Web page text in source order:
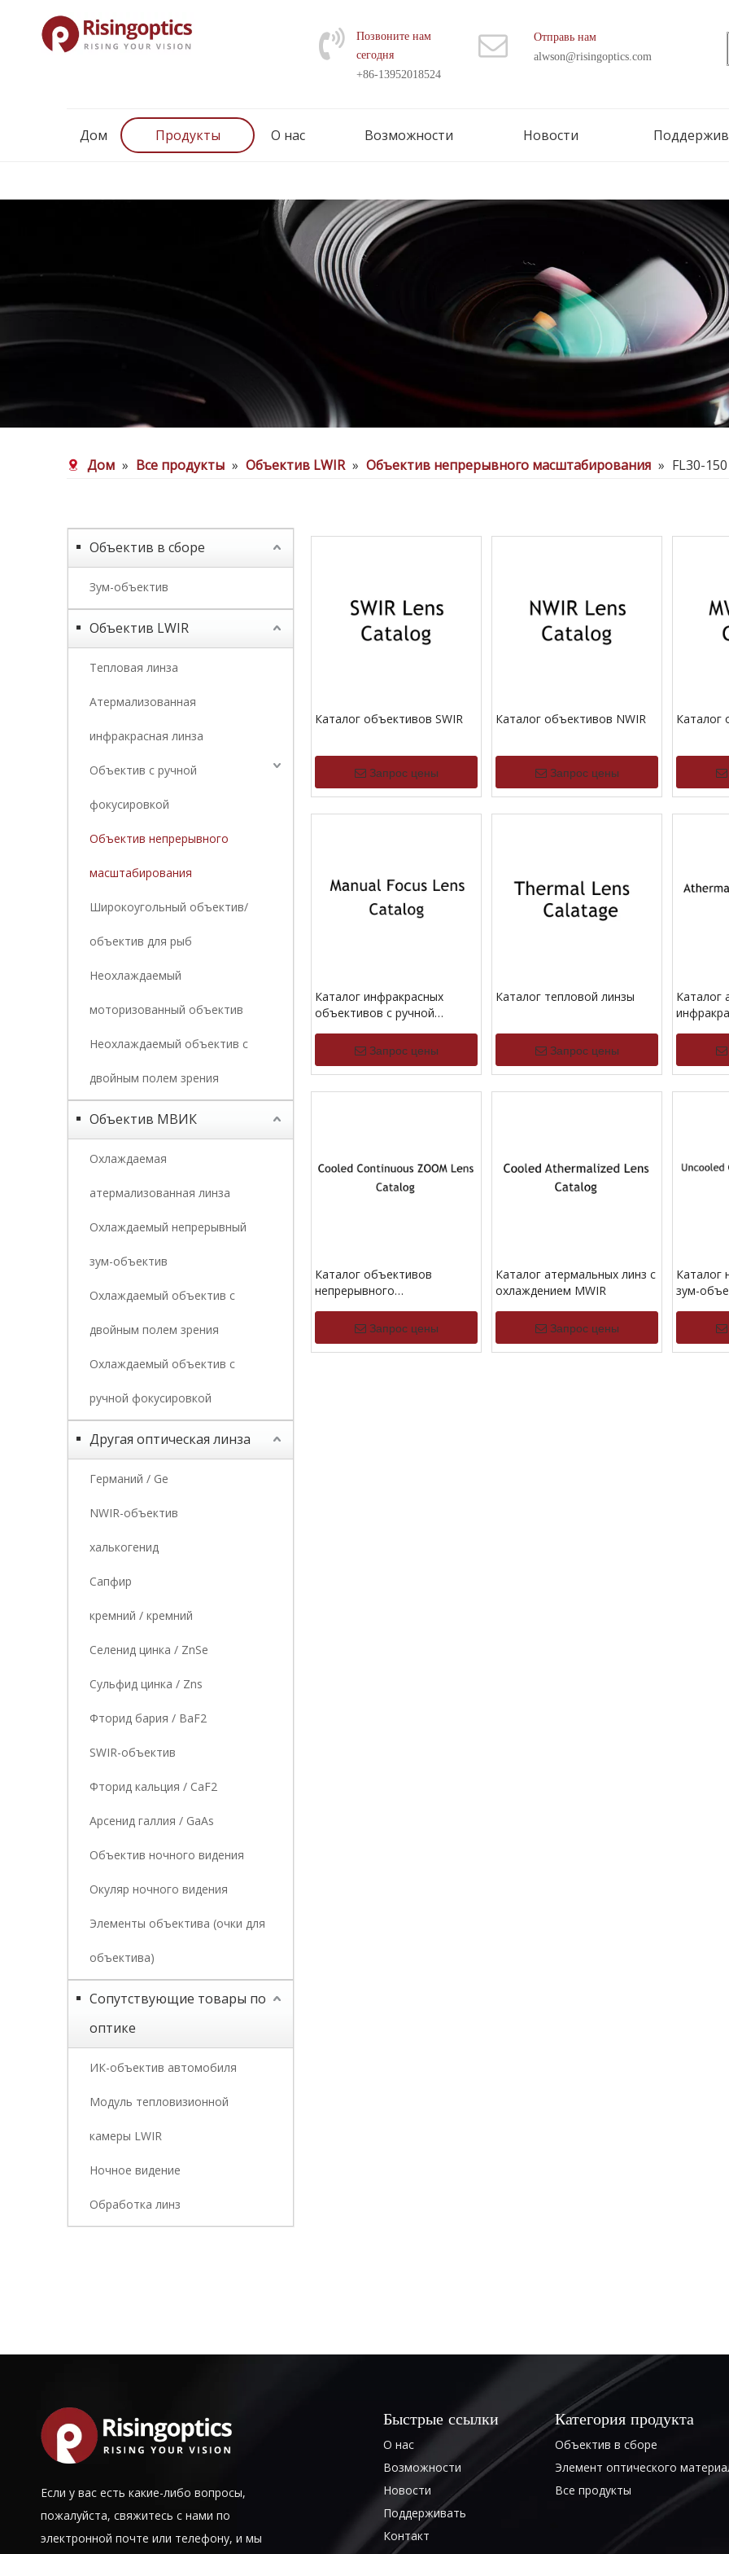
Позвоните нам
сегодня
+86-13952018524
Отправь нам
alwson@risingoptics.com
Дом Продукты О нас Возможности Новости
Дом » Все продукты » Объектив LWIR » Объектив непрерывного масштабирования » FL30-
Объектив в сборе
Зум-объектив
Объектив LWIR
Тепловая линза
Атермализованная
инфракрасная линза
Объектив с ручной
фокусировкой
Объектив непрерывного
масштабирования
Широкоугольный объектив/
объектив для рыб
Неохлаждаемый
моторизованный объектив
Неохлаждаемый объектив с
двойным полем зрения
Объектив МВИК
Охлаждаемая
атермализованная линза
Охлаждаемый непрерывный
зум-объектив
Охлаждаемый объектив с
двойным полем зрения
Охлаждаемый объектив с
ручной фокусировкой
Другая оптическая линза
Германий / Ge
NWIR-объектив
халькогенид
Сапфир
кремний / кремний
Селенид цинка / ZnSe
Сульфид цинка / Zns
Фторид бария / BaF2
SWIR-объектив
Фторид кальция / CaF2
Арсенид галлия / GaAs
Объектив ночного видения
Окуляр ночного видения
Элементы объектива (очки для
объектива)
Сопутствующие товары по
оптике
ИК-объектив автомобиля
Модуль тепловизионной
камеры LWIR
Ночное видение
Обработка линз
Каталог объективов SWIR
Запрос цены
Каталог объективов NWIR
Запрос цены
Каталог
Каталог инфракрасных
объективов с ручной
Запрос цены
Каталог тепловой линзы
Запрос цены
Каталог
Каталог объективов
непрерывного
охлаждением MWIR
Запрос цены
Каталог атермальных линз с
охлаждением MWIR
Запрос цены
Каталог
зум-
Если у вас есть какие-либо вопросы,
пожалуйста, свяжитесь с нами по
электронной почте или телефону, и мы
Быстрые ссылки
О нас
Возможности
Новости
Поддерживать
Контакт
Категория продукта
Объектив в сборе
Элемент оптического
Все продукты